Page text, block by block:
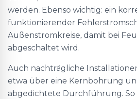
werden. Ebenso wichtig: ein
funktionierender
Außenstromkreise, damit bei
abgeschaltet wird.
Auch nachträgliche
etwa über eine Kernbohrung
abgedichtete Durchführung. So